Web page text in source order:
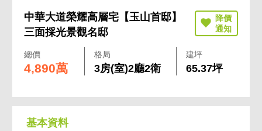
中華大道榮耀高層宅【玉山首邸】
三面採光景觀名邸
總價
4,890萬
格局
3房(室)2廳2衛
建坪
65.37坪
基本資料